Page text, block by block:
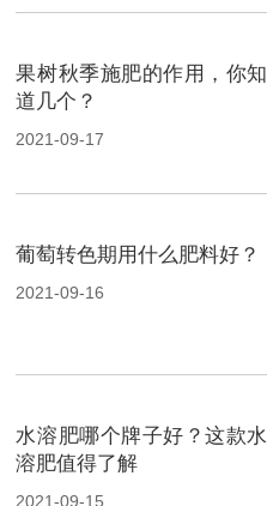
果树秋季施肥的作用，你知
道几个？
2021-09-17
葡萄转色期用什么肥料好？
2021-09-16
水溶肥哪个牌子好？这款水
溶肥值得了解
2021-09-15